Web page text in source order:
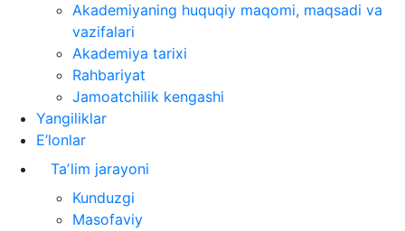
Akademiyaning huquqiy maqomi, maqsadi va
vazifalari
Akademiya tarixi
Rahbariyat
Jamoatchilik kengashi
Yangiliklar
E’lonlar
Taʼlim jarayoni
Kunduzgi
Masofaviy